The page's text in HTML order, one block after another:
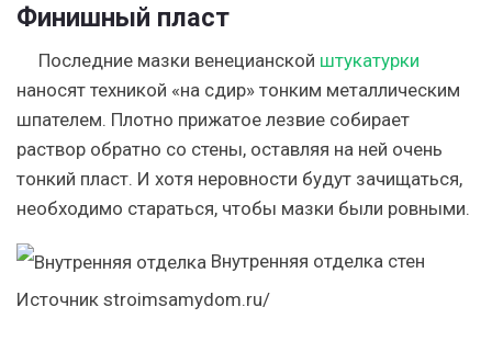
Финишный пласт
Последние мазки венецианской штукатурки
наносят техникой «на сдир» тонким металлическим
шпателем. Плотно прижатое лезвие собирает
раствор обратно со стены, оставляя на ней очень
тонкий пласт. И хотя неровности будут зачищаться,
необходимо стараться, чтобы мазки были ровными.
Внутренняя отделка стен
Источник stroimsamydom.ru/